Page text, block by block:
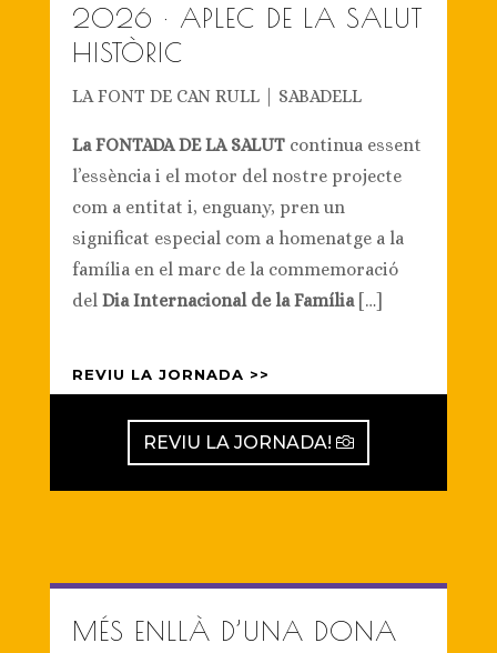
2026 · APLEC DE LA SALUT
HISTÒRIC
LA FONT DE CAN RULL | SABADELL
La FONTADA DE LA SALUTcontinua essent
l’essència i el motor del nostre projecte
com a entitat i, enguany, pren un
significat especial com a homenatge a la
família en el marc de la commemoració
del Dia Internacional de la Família […]
REVIU LA JORNADA >>
REVIU LA JORNADA!
MÉS ENLLÀ D’UNA DONA